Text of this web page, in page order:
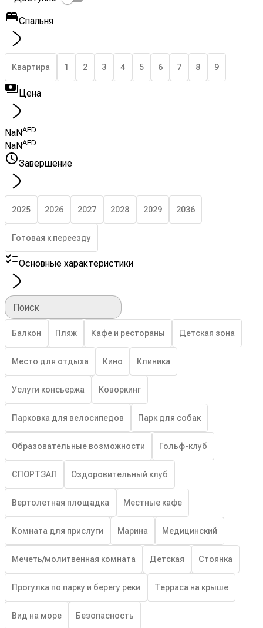
Спальня
Квартира 1 2 3 4 5 6 7 8 9
Цена
NaNAED
NaNAED
Завершение
2025 2026 2027 2028 2029 2036
Готовая к переезду
Основные характеристики
Поиск
Балкон Пляж Кафе и рестораны Детская зона
Место для отдыха Кино Клиника
Услуги консьержа Коворкинг
Парковка для велосипедов Парк для собак
Образовательные возможности Гольф-клуб
СПОРТЗАЛ Оздоровительный клуб
Вертолетная площадка Местные кафе
Комната для прислуги Марина Медицинский
Мечеть/молитвенная комната Детская Стоянка
Прогулка по парку и берегу реки Терраса на крыше
Вид на море Безопасность